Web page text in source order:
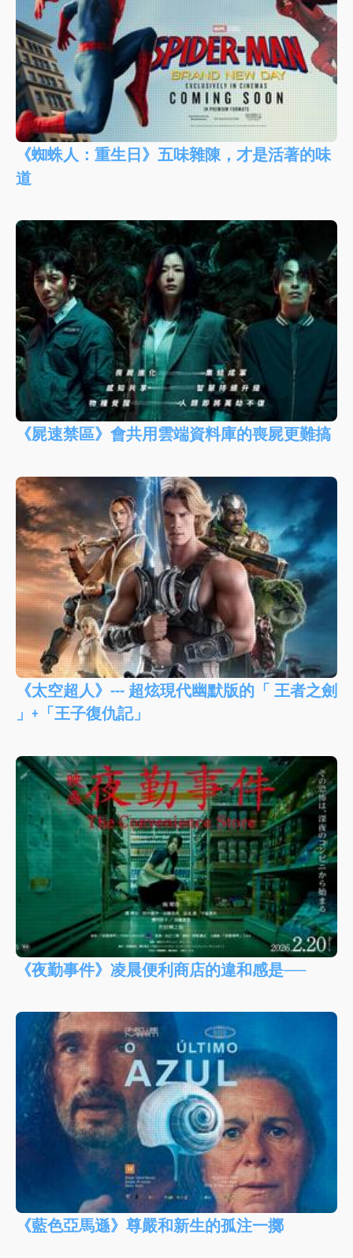
《蜘蛛人：重生日》五味雜陳，才是活著的味
道
《屍速禁區》會共用雲端資料庫的喪屍更難搞
《太空超人》--- 超炫現代幽默版的「 王者之劍
」+「王子復仇記」
《夜勤事件》凌晨便利商店的違和感是──
《藍色亞馬遜》尊嚴和新生的孤注一擲